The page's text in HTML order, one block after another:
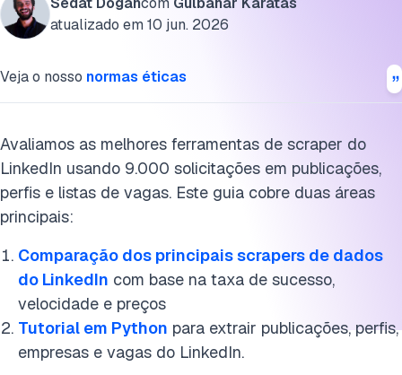
Contate-nos
atualizado em 10 jun. 2026
Veja o nosso normas éticas
Avaliamos as melhores ferramentas de scraper do
LinkedIn usando 9.000 solicitações em publicações,
perfis e listas de vagas. Este guia cobre duas áreas
principais:
Comparação dos principais scrapers de dados
do LinkedIn com base na taxa de sucesso,
velocidade e preços
Tutorial em Python para extrair publicações, perfis,
empresas e vagas do LinkedIn.